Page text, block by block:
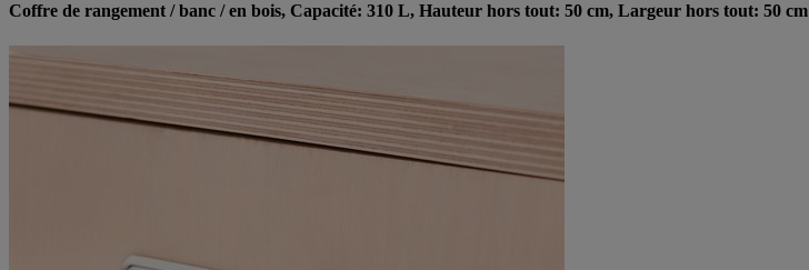
Coffre de rangement / banc / en bois, Capacité: 310 L, Hauteur hors tout: 50 cm, Largeur hors tout: 50 cm